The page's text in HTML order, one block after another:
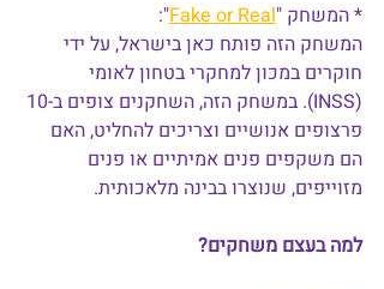
* המשחק "Fake or Real
":
המשחק הזה פותח כאן בישראל, על ידי
חוקרים במכון למחקרי בטחון לאומי
פרצופים אנושיים וצריכים להחליט, האם
הם משקפים פנים אמיתיים או פנים
מזוייפים, שנוצרו בבינה מלאכותית.
למה בעצם משחקים?